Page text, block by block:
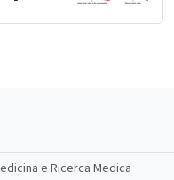
e Ricerca Medica